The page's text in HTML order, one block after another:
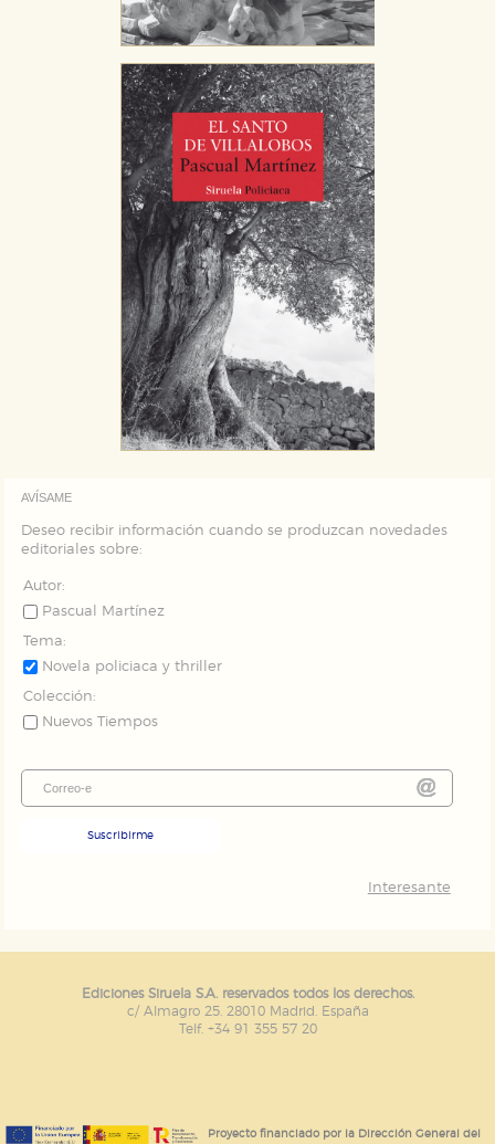
AVÍSAME
Deseo recibir información cuando se produzcan novedades
editoriales sobre:
Autor:
Pascual Martínez
Tema:
Novela policiaca y thriller
Colección:
Nuevos Tiempos
Suscribirme
Interesante
Ediciones Siruela S.A. reservados todos los derechos.
c/ Almagro 25. 28010 Madrid. España
Telf. +34 91 355 57 20
Proyecto financiado por la Dirección General del